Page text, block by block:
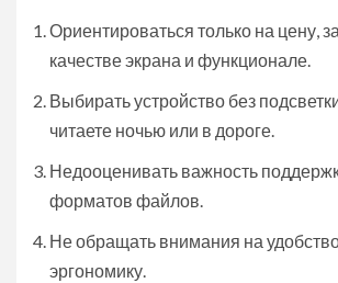
Ориентироваться только на цену,
качестве экрана и функционале.
Выбирать устройство без
читаете ночью или в дороге.
Недооценивать важность
форматов файлов.
Не обращать внимания на
эргономику.